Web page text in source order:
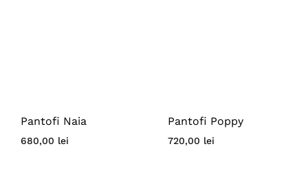
Pantofi Naia
680,00 lei
Pantofi Poppy
720,00 lei